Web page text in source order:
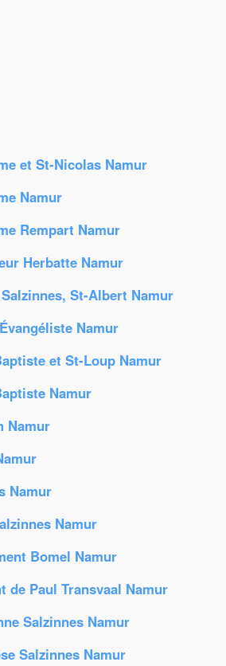
et St-Nicolas Namur
Namur
Rempart Namur
Herbatte Namur
St-Albert Namur
Namur
et St-Loup Namur
Namur
Namur
Namur
Namur
Bomel Namur
de Paul Transvaal Namur
Salzinnes Namur
Salzinnes Namur